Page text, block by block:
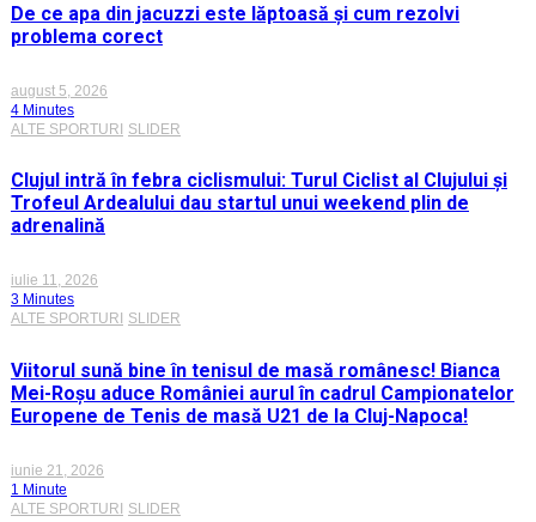
De ce apa din jacuzzi este lăptoasă și cum rezolvi
problema corect
august 5, 2026
4 Minutes
ALTE SPORTURI SLIDER
Clujul intră în febra ciclismului: Turul Ciclist al Clujului și
Trofeul Ardealului dau startul unui weekend plin de
adrenalină
iulie 11, 2026
3 Minutes
ALTE SPORTURI
SLIDER
Viitorul sună bine în tenisul de masă românesc! Bianca
Mei-Roșu aduce României aurul în cadrul Campionatelor
Europene de Tenis de masă U21 de la Cluj-Napoca!
iunie 21, 2026
1 Minute
ALTE SPORTURI SLIDER